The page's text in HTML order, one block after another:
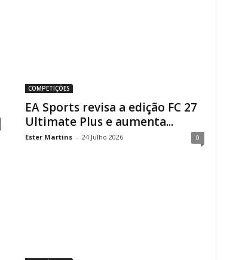
COMPETIÇÕES
EA Sports revisa a edição FC 27
Ultimate Plus e aumenta...
Ester Martins - 24 Julho 2026 0